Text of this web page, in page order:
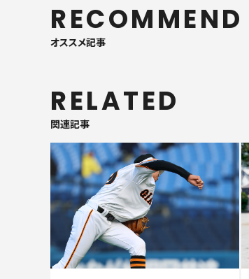
RECOMMEND
オススメ記事
RELATED
関連記事